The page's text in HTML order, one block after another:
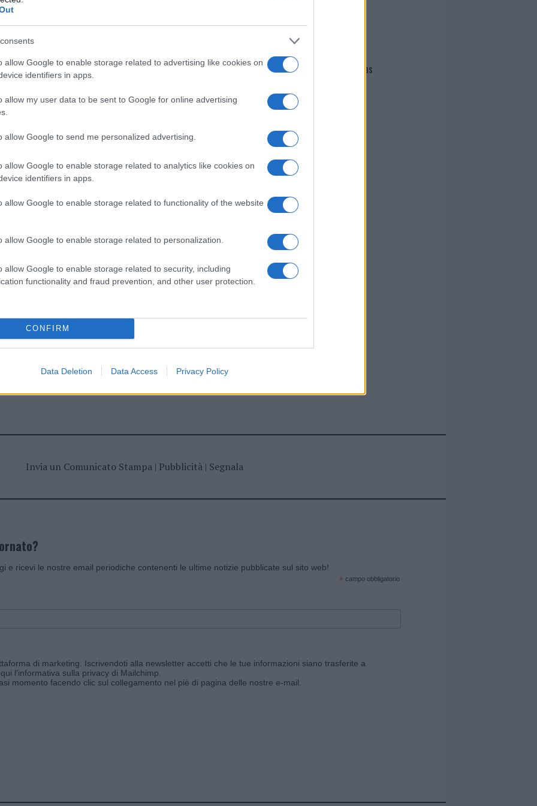
allow Google to enable storage related to advertising like cookies on
identifiers in apps.
allow my user data to be sent to Google for online advertising
allow Google to send me personalized advertising.
allow Google to enable storage related to analytics like cookies on
identifiers in apps.
allow Google to enable storage related to functionality of the website
allow Google to enable storage related to personalization.
allow Google to enable storage related to security, including
functionality and fraud prevention, and other user protection.
CONFIRM
Data Deletion Data Access Privacy Policy
nella sezioneLogindal menù del sito o
di GalluraOggi.it
i tuoi video e le tue foto
+39 345 356 7512
news daGoogle News
Prossimo articolo
Giovannimaria Cabras
Invia un Comunicato Stampa| Pubblicità| Segnala
e ricevi le nostre email periodiche contenenti le ultime notizie pubblicate sul sito web!
* campo obbligatorio
di marketing. Iscrivendoti alla newsletter accetti che le tue informazioni siano trasferite a
l'informativa sulla privacy di Mailchimp
momento facendo clic sul collegamento nel piè di pagina delle nostre e-mail.